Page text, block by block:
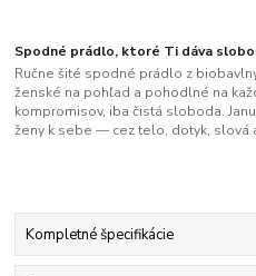
Spodné prádlo, ktoré Ti dáva
Ručne šité spodné prádlo z
ženské na pohľad a pohodlné na
kompromisov, iba čistá sloboda.
ženy k sebe — cez telo, dotyk, slová
Kompletné špecifikácie